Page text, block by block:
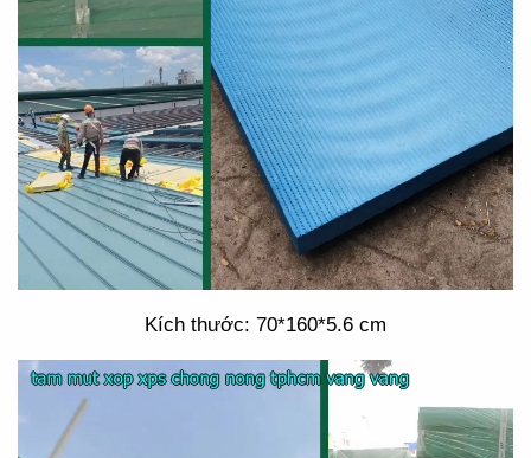
Kích thước: 70*160*5.6 cm